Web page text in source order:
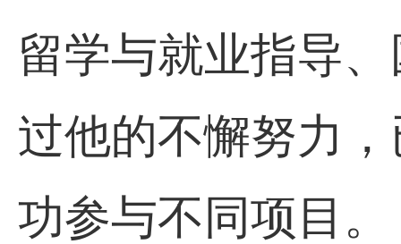
留学与就业指导
过他的不懈努力
功参与不同项目。